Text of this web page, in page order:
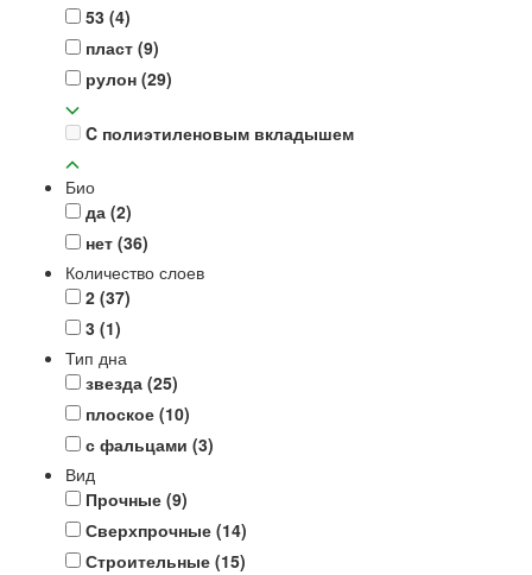
53 (4)
пласт (9)
рулон (29)
C полиэтиленовым вкладышем
Био
да (2)
нет (36)
Количество слоев
2 (37)
3 (1)
Тип дна
звезда (25)
плоское (10)
с фальцами (3)
Вид
Прочные (9)
Сверхпрочные (14)
Строительные (15)